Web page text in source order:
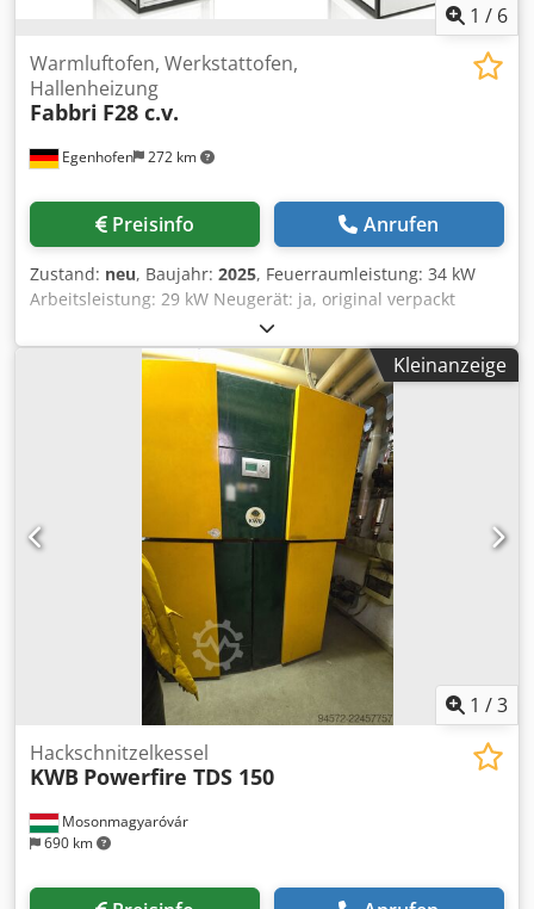
1 / 6
Egenhofen 272 km
Warmluftofen, Werkstattofen,
Hallenheizung
Fabbri F28 c.v.
Preisinfo Anrufen
Zustand: neu, Baujahr: 2025, Feuerraumleistung: 34 kW
Arbeitsleistung: 29 kW Neugerät: ja, original verpackt
Warmluftgebläse, Rauchgasgebläse, Steuerung mit
Digitalanzeige: inklusive Warmluftförderrohre: 2 x 180 mm
mit frei drehbaren gesteckten 90° Bögen Durchmesser
Rauchabzug: 160 mm Feuerraumlänge: 500 mm
Feuerraumbreite: 400 mm Feuerraumhöhe: 590 mm
Luftförderung : 2200 m³/h Dcedpfx Aok Utrasg Iek
Leistungsaufnahme: 400W ausgelegt für Raumvolumen:
500 m³ zu beheizende Fläche: 100/150 m² Ofenhöhe ohne
Warmluftförderrohre: 1560 mm Ofenbreite: 550 mm
Ofenlänge ohne Rauchgasgebläse: 920 mm Gewicht: 190
Kleinanzeige
1 /3
Mosonmagyaróvár
690 km
Hackschnitzelkessel
KWB Powerfire TDS 150